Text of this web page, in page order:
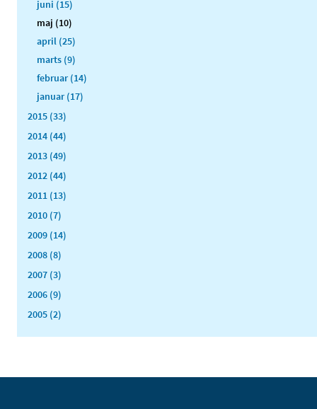
juni (15)
maj (10)
april (25)
marts (9)
februar (14)
januar (17)
2015 (33)
2014 (44)
2013 (49)
2012 (44)
2011 (13)
2010 (7)
2009 (14)
2008 (8)
2007 (3)
2006 (9)
2005 (2)